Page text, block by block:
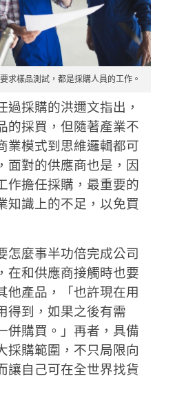
求樣品測試，都是採購人員的工作。
過採購的洪邇文指出，
的採買，但隨著產業不
業模式到思維邏輯都可
面對的供應商也是，因
作擔任採購，最重要的
知識上的不足，以免買
怎麼事半功倍完成公司
在和供應商接觸時也要
他產品，「也許現在用
得到，如果之後有需
併購買。」再者，具備
採購範圍，不只局限向
讓自己可在全世界找貨